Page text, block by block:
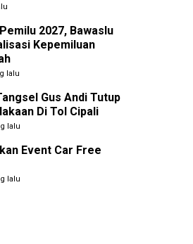
2027, Bawaslu
Kepemiluan
lalu
Gus Andi Tutup
Di Tol Cipali
lalu
Event Car Free
lalu